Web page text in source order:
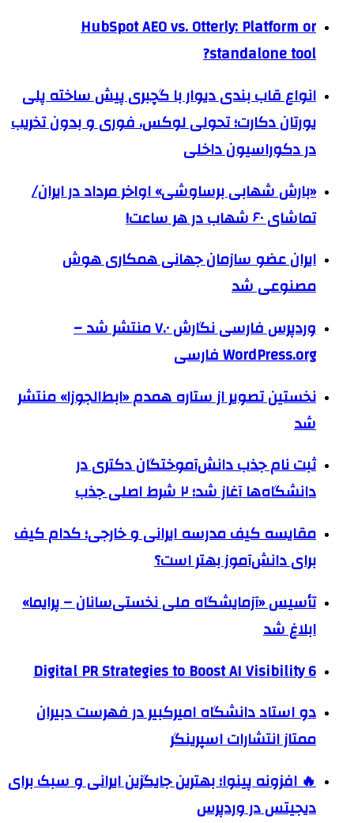
HubSpot AEO vs. Otterly: Platform or
standalone tool?
انواع قاب بندی دیوار با گچبری پیش ساخته پلی
یورتان دکارت؛ تحولی لوکس، فوری و بدون تخریب
در دکوراسیون داخلی
«بارش شهابی برساوشی» اواخر مرداد در ایران/
تماشای ۶۰ شهاب در هر ساعت!
ایران عضو سازمان جهانی همکاری هوش
مصنوعی شد
وردپرس فارسی نگارش ۷.۰ منتشر شد –
WordPress.org فارسی
نخستین تصویر از ستاره همدم «ابط‌الجوزا» منتشر
شد
ثبت نام جذب دانش‌آموختگان دکتری در
دانشگاه‌ها آغاز شد؛ ۲ شرط اصلی جذب
مقایسه کیف مدرسه ایرانی و خارجی؛ کدام کیف
برای دانش‌آموز بهتر است؟
تأسیس «آزمایشگاه ملی نخستی‌سانان – پرایما»
ابلاغ شد
6 Digital PR Strategies to Boost AI Visibility
دو استاد دانشگاه امیرکبیر در فهرست دبیران
ممتاز انتشارات اسپرینگر
🔥 افزونه پینوا؛ بهترین جایگزین ایرانی و سبک برای
دیجیتس در وردپرس